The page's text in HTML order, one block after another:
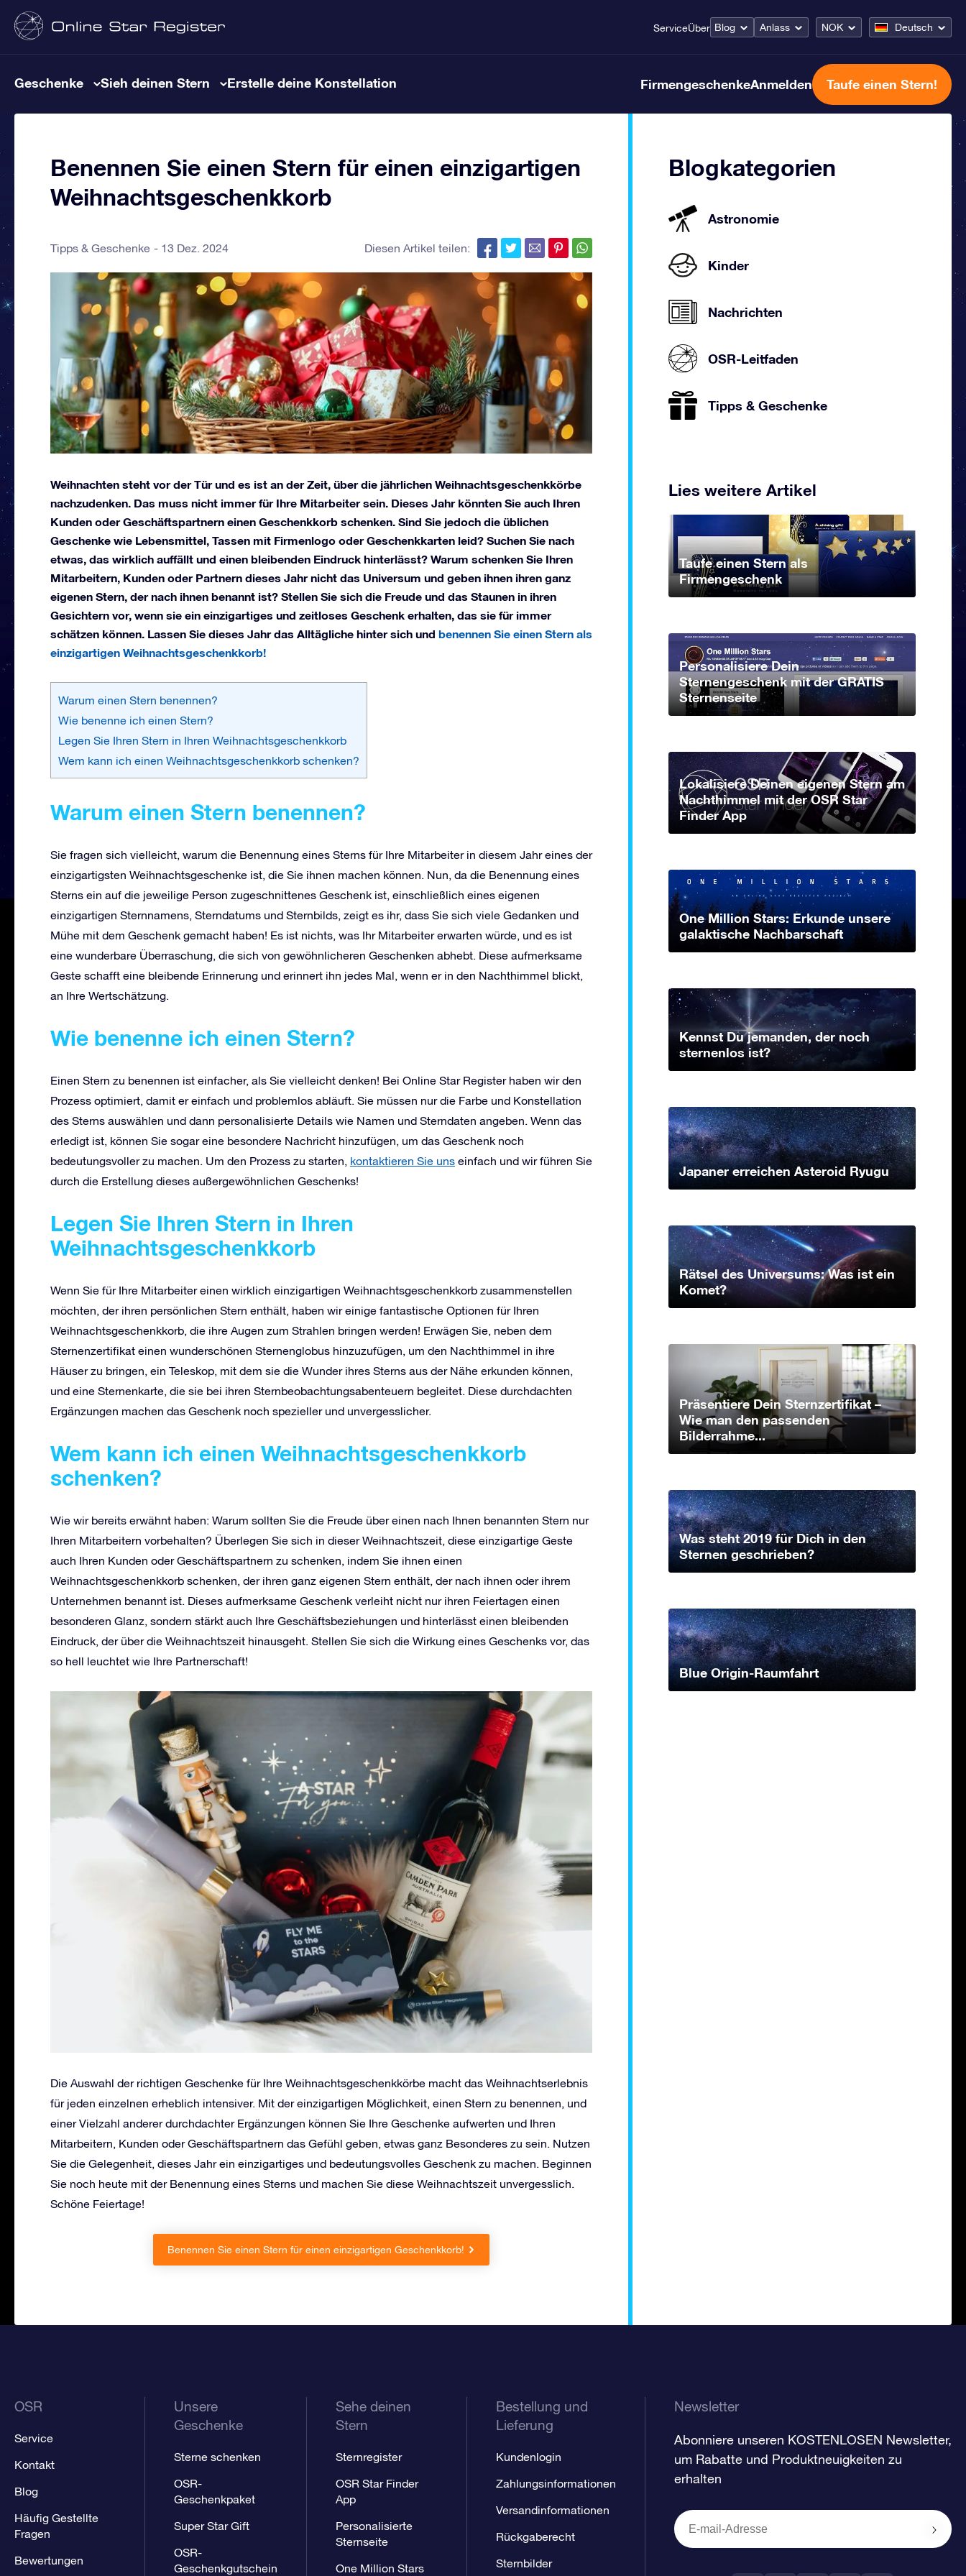
ServiceÜber Blog Anlass NOK Deutsch
Geschenke Sieh deinen Stern Erstelle deine Konstellation FirmengeschenkeAnmelden Taufe einen Stern!
Benennen Sie einen Stern für einen einzigartigen
Weihnachtsgeschenkkorb
Tipps & Geschenke 13 Dez. 2024 Diesen Artikel teilen:
Weihnachten steht vor der Tür und es ist an der Zeit, über die jährlichen Weihnachtsgeschenkkörbe
nachzudenken. Das muss nicht immer für Ihre Mitarbeiter sein. Dieses Jahr könnten Sie auch Ihren
Kunden oder Geschäftspartnern einen Geschenkkorb schenken. Sind Sie jedoch die üblichen
Geschenke wie Lebensmittel, Tassen mit Firmenlogo oder Geschenkkarten leid? Suchen Sie nach
etwas, das wirklich auffällt und einen bleibenden Eindruck hinterlässt? Warum schenken Sie Ihren
Mitarbeitern, Kunden oder Partnern dieses Jahr nicht das Universum und geben ihnen ihren ganz
eigenen Stern, der nach ihnen benannt ist? Stellen Sie sich die Freude und das Staunen in ihren
Gesichtern vor, wenn sie ein einzigartiges und zeitloses Geschenk erhalten, das sie für immer
schätzen können. Lassen Sie dieses Jahr das Alltägliche hinter sich und benennen Sie einen Stern als
einzigartigen Weihnachtsgeschenkkorb!
Warum einen Stern benennen?
Wie benenne ich einen Stern?
Legen Sie Ihren Stern in Ihren Weihnachtsgeschenkkorb
Wem kann ich einen Weihnachtsgeschenkkorb schenken?
Warum einen Stern benennen?
Sie fragen sich vielleicht, warum die Benennung eines Sterns für Ihre Mitarbeiter in diesem Jahr eines der
einzigartigsten Weihnachtsgeschenke ist, die Sie ihnen machen können. Nun, da die Benennung eines
Sterns ein auf die jeweilige Person zugeschnittenes Geschenk ist, einschließlich eines eigenen
einzigartigen Sternnamens, Sterndatums und Sternbilds, zeigt es ihr, dass Sie sich viele Gedanken und
Mühe mit dem Geschenk gemacht haben! Es ist nichts, was Ihr Mitarbeiter erwarten würde, und es ist
eine wunderbare Überraschung, die sich von gewöhnlicheren Geschenken abhebt. Diese aufmerksame
Geste schafft eine bleibende Erinnerung und erinnert ihn jedes Mal, wenn er in den Nachthimmel blickt,
an Ihre Wertschätzung.
Wie benenne ich einen Stern?
Einen Stern zu benennen ist einfacher, als Sie vielleicht denken! Bei Online Star Register haben wir den
Prozess optimiert, damit er einfach und problemlos abläuft. Sie müssen nur die Farbe und Konstellation
des Sterns auswählen und dann personalisierte Details wie Namen und Sterndaten angeben. Wenn das
erledigt ist, können Sie sogar eine besondere Nachricht hinzufügen, um das Geschenk noch
bedeutungsvoller zu machen. Um den Prozess zu starten, kontaktieren Sie uns einfach und wir führen Sie
durch die Erstellung dieses außergewöhnlichen Geschenks!
Legen Sie Ihren Stern in Ihren
Weihnachtsgeschenkkorb
Wenn Sie für Ihre Mitarbeiter einen wirklich einzigartigen Weihnachtsgeschenkkorb zusammenstellen
möchten, der ihren persönlichen Stern enthält, haben wir einige fantastische Optionen für Ihren
Weihnachtsgeschenkkorb, die ihre Augen zum Strahlen bringen werden! Erwägen Sie, neben dem
Sternenzertifikat einen wunderschönen Sternenglobus hinzuzufügen, um den Nachthimmel in ihre
Häuser zu bringen, ein Teleskop, mit dem sie die Wunder ihres Sterns aus der Nähe erkunden können,
und eine Sternenkarte, die sie bei ihren Sternbeobachtungsabenteuern begleitet. Diese durchdachten
Ergänzungen machen das Geschenk noch spezieller und unvergesslicher.
Wem kann ich einen Weihnachtsgeschenkkorb
schenken?
Wie wir bereits erwähnt haben: Warum sollten Sie die Freude über einen nach Ihnen benannten Stern nur
Ihren Mitarbeitern vorbehalten? Überlegen Sie sich in dieser Weihnachtszeit, diese einzigartige Geste
auch Ihren Kunden oder Geschäftspartnern zu schenken, indem Sie ihnen einen
Weihnachtsgeschenkkorb schenken, der ihren ganz eigenen Stern enthält, der nach ihnen oder ihrem
Unternehmen benannt ist. Dieses aufmerksame Geschenk verleiht nicht nur ihren Feiertagen einen
besonderen Glanz, sondern stärkt auch Ihre Geschäftsbeziehungen und hinterlässt einen bleibenden
Eindruck, der über die Weihnachtszeit hinausgeht. Stellen Sie sich die Wirkung eines Geschenks vor, das
so hell leuchtet wie Ihre Partnerschaft!
Die Auswahl der richtigen Geschenke für Ihre Weihnachtsgeschenkkörbe macht das Weihnachtserlebnis
für jeden einzelnen erheblich intensiver. Mit der einzigartigen Möglichkeit, einen Stern zu benennen, und
einer Vielzahl anderer durchdachter Ergänzungen können Sie Ihre Geschenke aufwerten und Ihren
Mitarbeitern, Kunden oder Geschäftspartnern das Gefühl geben, etwas ganz Besonderes zu sein. Nutzen
Sie die Gelegenheit, dieses Jahr ein einzigartiges und bedeutungsvolles Geschenk zu machen. Beginnen
Sie noch heute mit der Benennung eines Sterns und machen Sie diese Weihnachtszeit unvergesslich.
Schöne Feiertage!
Benennen Sie einen Stern für einen einzigartigen Geschenkkorb!
Blogkategorien
Astronomie
Kinder
Nachrichten
OSR-Leitfaden
Tipps & Geschenke
Lies weitere Artikel
Taufe einen Stern als
Firmengeschenk
Personalisiere Dein
Sternengeschenk mit der GRATIS
Sternenseite
Lokalisiere Deinen eigenen Stern am
Nachthimmel mit der OSR Star
Finder App
One Million Stars: Erkunde unsere
galaktische Nachbarschaft
Kennst Du jemanden, der noch
sternenlos ist?
Japaner erreichen Asteroid Ryugu
Rätsel des Universums: Was ist ein
Komet?
Präsentiere Dein Sternzertifikat –
Wie man den passenden
Bilderrahme...
Was steht 2019 für Dich in den
Sternen geschrieben?
Blue Origin-Raumfahrt
OSR
Service
Kontakt
Blog
Häufig Gestellte
Fragen
Bewertungen
Unsere
Geschenke
Sterne schenken
OSR-
Geschenkpaket
Super Star Gift
OSR-
Geschenkgutschein
Sehe deinen
Stern
Sternregister
OSR Star Finder
App
Personalisierte
Sternseite
One Million Stars
Bestellung und
Lieferung
Kundenlogin
Zahlungsinformationen
Versandinformationen
Rückgaberecht
Sternbilder
Newsletter
Abonniere unseren KOSTENLOSEN Newsletter,
um Rabatte und Produktneuigkeiten zu
erhalten